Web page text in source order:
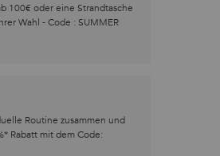
100€ oder eine Strandtasche
Wahl - Code : SUMMER
Routine zusammen und
Rabatt mit dem Code: